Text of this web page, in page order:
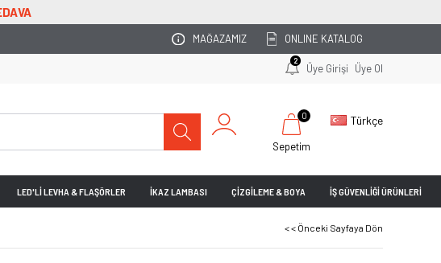
MAĞAZAMIZ ONLINE KATALOG
2
Üye Girişi Üye Ol
Türkçe
Sepetim
0
LED'Lİ LEVHA & FLAŞÖRLER İKAZ LAMBASI ÇİZGİLEME & BOYA İŞ GÜVENLİĞİ ÜRÜNLERİ
< < Önceki Sayfaya Dön